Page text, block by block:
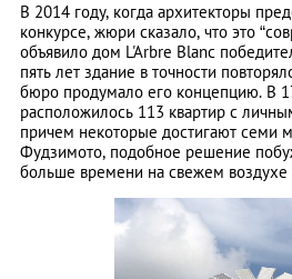
В 2014 году, когда архитекторы
конкурсе, жюри сказало, что это
объявило дом L'Arbre Blanc
пять лет здание в точности
бюро продумало его концепцию. В
расположилось 113 квартир с
причем некоторые достигают семи
Фудзимото, подобное решение
больше времени на свежем воздухе